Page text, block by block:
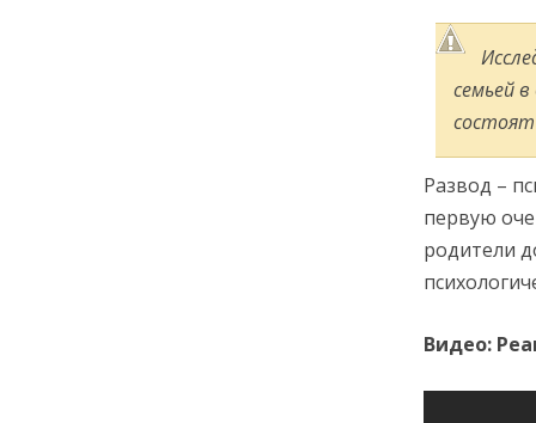
семьей
Развод –
первую
родители
Видео: